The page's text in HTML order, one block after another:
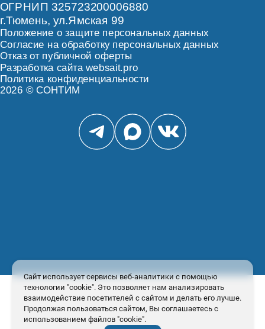
ОГРНИП 325723200006880
г.Тюмень, ул.Ямская 99
Положение о защите персональных данных
Согласие на обработку персональных данных
Отказ от публичной оферты
Разработка сайта websait.pro
Политика конфиденциальности
2026 © СОНТИМ
Сайт использует сервисы веб-аналитики с помощью
технологии "cookie". Это позволяет нам анализировать
взаимодействие посетителей с сайтом и делать его лучше.
Продолжая пользоваться сайтом, Вы соглашаетесь с
использованием файлов "cookie".